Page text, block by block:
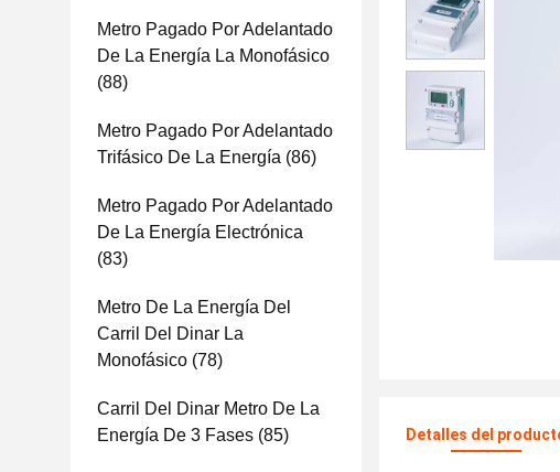
Metro Pagado Por Adelantado
De La Energía La Monofásico
(88)
Metro Pagado Por Adelantado
Trifásico De La Energía (86)
Metro Pagado Por Adelantado
De La Energía Electrónica
(83)
Metro De La Energía Del
Carril Del Dinar La
Monofásico (78)
Carril Del Dinar Metro De La
Energía De 3 Fases (85) Detalles del